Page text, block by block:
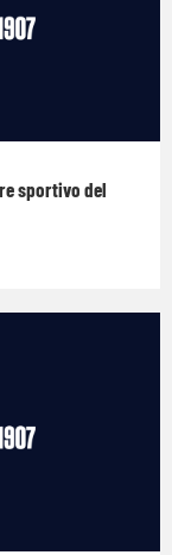
sportivo del